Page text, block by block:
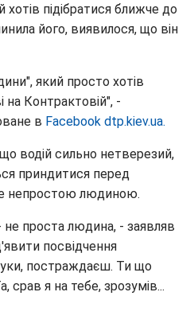
підібратися ближче до
його, виявилося, що він
який просто хотів
на Контрактовій", -
в Facebook dtp.kiev.ua.
водій сильно нетверезий,
приндитися перед
непростою людиною.
не проста людина, - заявляв
посвідчення
постраждаєш. Ти що
я на тебе, зрозумів...